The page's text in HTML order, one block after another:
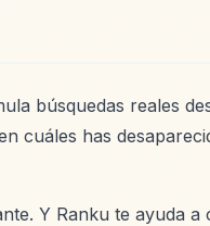
búsquedas reales
cuáles has
Y Ranku te ayuda a